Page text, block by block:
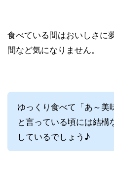
食べている間はおいしさに
間など気になりません。
ゆっくり食べて「あ～美
と言っている頃には結構
しているでしょう♪